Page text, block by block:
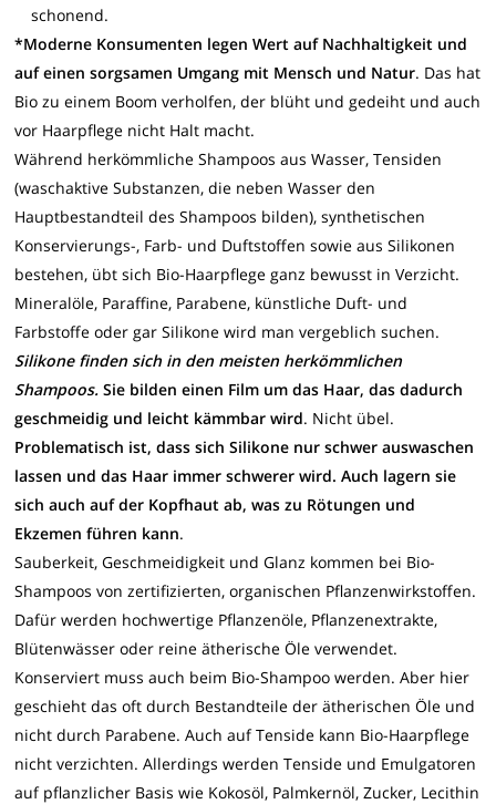
schonend.
*Moderne Konsumenten legen Wert auf Nachhaltigkeit und
auf einen sorgsamen Umgang mit Mensch und Natur. Das hat
Bio zu einem Boom verholfen, der blüht und gedeiht und auch
vor Haarpflege nicht Halt macht.
Während herkömmliche Shampoos aus Wasser, Tensiden
(waschaktive Substanzen, die neben Wasser den
Hauptbestandteil des Shampoos bilden), synthetischen
Konservierungs-, Farb- und Duftstoffen sowie aus Silikonen
bestehen, übt sich Bio-Haarpflege ganz bewusst in Verzicht.
Mineralöle, Paraffine, Parabene, künstliche Duft- und
Farbstoffe oder gar Silikone wird man vergeblich suchen.
Silikone finden sich in den meisten herkömmlichen
Shampoos. Sie bilden einen Film um das Haar, das dadurch
geschmeidig und leicht kämmbar wird. Nicht übel.
Problematisch ist, dass sich Silikone nur schwer auswaschen
lassen und das Haar immer schwerer wird. Auch lagern sie
sich auch auf der Kopfhaut ab, was zu Rötungen und
Ekzemen führen kann.
Sauberkeit, Geschmeidigkeit und Glanz kommen bei Bio-
Shampoos von zertifizierten, organischen Pflanzenwirkstoffen.
Dafür werden hochwertige Pflanzenöle, Pflanzenextrakte,
Blütenwässer oder reine ätherische Öle verwendet.
Konserviert muss auch beim Bio-Shampoo werden. Aber hier
geschieht das oft durch Bestandteile der ätherischen Öle und
nicht durch Parabene. Auch auf Tenside kann Bio-Haarpflege
nicht verzichten. Allerdings werden Tenside und Emulgatoren
auf pflanzlicher Basis wie Kokosöl, Palmkernöl, Zucker, Lecithin